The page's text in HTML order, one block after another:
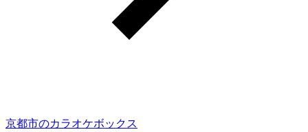
京都市のカラオケボックス